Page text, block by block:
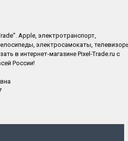
Apple, электротранспорт,
электросамокаты,
в интернет-магазине Pixel-Trade.ru с
России!